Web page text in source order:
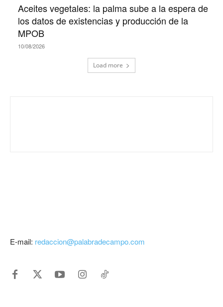
Aceites vegetales: la palma sube a la espera de
los datos de existencias y producción de la
MPOB
10/08/2026
Load more
E-mail: redaccion@palabradecampo.com